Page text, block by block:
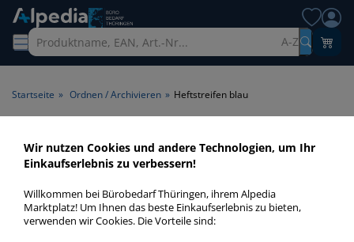
A-Z
Startseite » Ordnen / Archivieren » Heftstreifen blau
Heftstreifen blau > Farbe
blau
Heftstreifen blau in bester Qualität zum günstigen Preis.
Finden Sie schnell Heftstreifen blau mit unserer Filter-
Wir nutzen Cookies und andere Technologien, um Ihr
Einkaufserlebnis zu verbessern!
Willkommen bei Bürobedarf Thüringen, ihrem Alpedia
Marktplatz! Um Ihnen das beste Einkaufserlebnis zu bieten,
verwenden wir Cookies. Die Vorteile sind: